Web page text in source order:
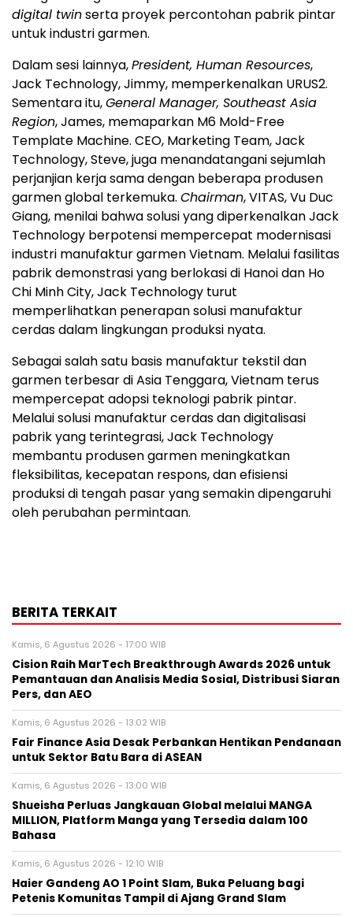
digital twinserta proyek percontohan pabrik pintar
untuk industri garmen.
Dalam sesi lainnya,President, Human Resources,
Jack Technology, Jimmy, memperkenalkan URUS2.
Sementara itu,General Manager, Southeast Asia
Region, James, memaparkan M6 Mold-Free
Template Machine. CEO, Marketing Team, Jack
Technology, Steve, juga menandatangani sejumlah
perjanjian kerja sama dengan beberapa produsen
garmen global terkemuka. Chairman, VITAS, Vu Duc
Giang, menilai bahwa solusi yang diperkenalkan Jack
Technology berpotensi mempercepat modernisasi
industri manufaktur garmen Vietnam. Melalui fasilitas
pabrik demonstrasi yang berlokasi di Hanoi dan Ho
Chi Minh City, Jack Technology turut
memperlihatkan penerapan solusi manufaktur
cerdas dalam lingkungan produksi nyata.
Sebagai salah satu basis manufaktur tekstil dan
garmen terbesar di Asia Tenggara, Vietnam terus
mempercepat adopsi teknologi pabrik pintar.
Melalui solusi manufaktur cerdas dan digitalisasi
pabrik yang terintegrasi, Jack Technology
membantu produsen garmen meningkatkan
fleksibilitas, kecepatan respons, dan efisiensi
produksi di tengah pasar yang semakin dipengaruhi
oleh perubahan permintaan.
BERITA TERKAIT
Kamis, 6 Agustus 2026 - 17:00 WIB
Cision Raih MarTech Breakthrough Awards 2026 untuk
Pemantauan dan Analisis Media Sosial, Distribusi Siaran
Pers, dan AEO
Kamis, 6 Agustus 2026 - 13:02 WIB
Fair Finance Asia Desak Perbankan Hentikan Pendanaan
untuk Sektor Batu Bara di ASEAN
Kamis, 6 Agustus 2026 - 13:00 WIB
Shueisha Perluas Jangkauan Global melalui MANGA
MILLION, Platform Manga yang Tersedia dalam 100
Bahasa
Kamis, 6 Agustus 2026 - 12:10 WIB
Haier Gandeng AO 1 Point Slam, Buka Peluang bagi
Petenis Komunitas Tampil di Ajang Grand Slam